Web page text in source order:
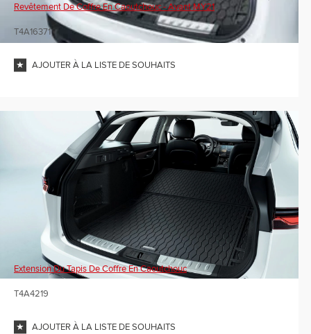
Revêtement De Coffre En Caoutchouc - Avant MY21
T4A16371
AJOUTER À LA LISTE DE SOUHAITS
Extension Du Tapis De Coffre En Caoutchouc
T4A4219
AJOUTER À LA LISTE DE SOUHAITS